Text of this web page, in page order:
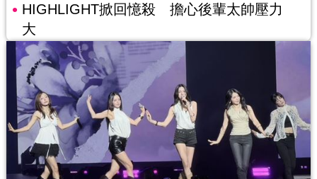
HIGHLIGHT掀回憶殺 擔心後輩太帥壓力
大